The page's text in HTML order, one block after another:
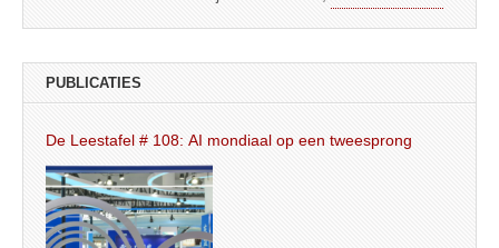
PUBLICATIES
De Leestafel # 108: AI mondiaal op een tweesprong